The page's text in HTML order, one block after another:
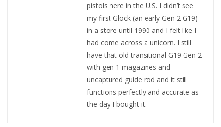
pistols here in the U.S. I didn’t see
my first Glock (an early Gen 2 G19)
in a store until 1990 and I felt like I
had come across a unicorn. I still
have that old transitional G19 Gen 2
with gen 1 magazines and
uncaptured guide rod and it still
functions perfectly and accurate as
the day I bought it.